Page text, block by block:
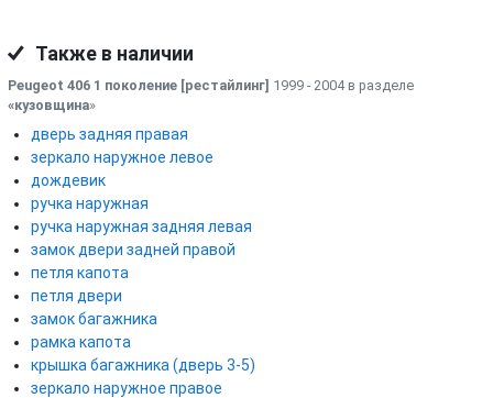
Также в наличии
Peugeot 406 1 поколение [рестайлинг] 1999 - 2004 в разделе
«кузовщина»
дверь задняя правая
зеркало наружное левое
дождевик
ручка наружная
ручка наружная задняя левая
замок двери задней правой
петля капота
петля двери
замок багажника
рамка капота
крышка багажника (дверь 3-5)
зеркало наружное правое